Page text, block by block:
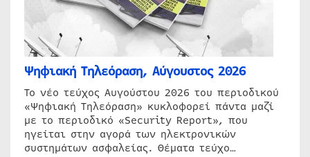
Ψηφιακή Τηλεόραση, Αύγουστος 2026
Το νέο τεύχος Αυγούστου 2026 του περιοδικού
«Ψηφιακή Τηλεόραση» κυκλοφορεί πάντα μαζί
με το περιοδικό «Security Report», που
ηγείται στην αγορά των ηλεκτρονικών
συστημάτων ασφαλείας. Θέματα τεύχο…